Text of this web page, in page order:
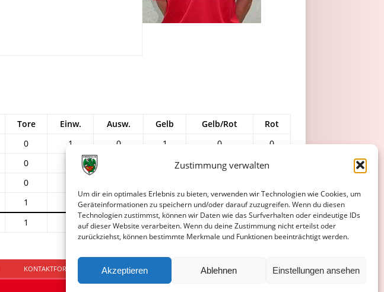
Zustimmung verwalten
Um dir ein optimales Erlebnis zu bieten, verwenden wir Technologien wie Cookies, um
Geräteinformationen zu speichern und/oder darauf zuzugreifen. Wenn du diesen
Technologien zustimmst, können wir Daten wie das Surfverhalten oder eindeutige IDs
auf dieser Website verarbeiten. Wenn du deine Zustimmung nicht erteilst oder
zurückziehst, können bestimmte Merkmale und Funktionen beeinträchtigt werden.
Akzeptieren Ablehnen Einstellungen ansehen
Tore Einw. Ausw. Gelb Gelb/Rot
Rot
0 1 0 1 0
0
0 0
0
1 13 0 0
0
1 14 1 0 0
KONTAKTFORMULAR DATENSCHUTZERKLÄRUNG COOKIE-RICHTLINIE (EU)